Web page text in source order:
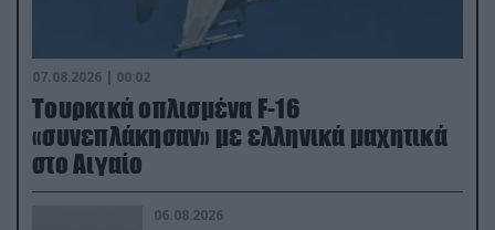
07.08.2026 | 00:02
Τουρκικά οπλισμένα F-16
«συνεπλάκησαν» με ελληνικά μαχητικά
στο Αιγαίο
06.08.2026